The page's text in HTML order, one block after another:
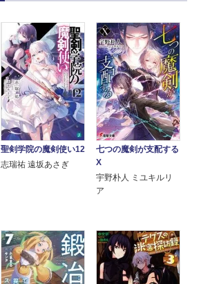
聖剣学院の魔剣使い12
志瑞祐 遠坂あさぎ
七つの魔剣が支配する
X
宇野朴人 ミユキルリ
ア